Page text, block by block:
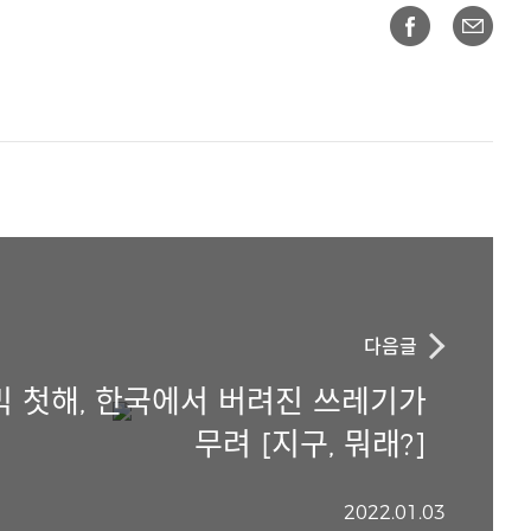
첫해, 한국에서 버려진 쓰레기가
무려 [지구, 뭐래?]
2022.01.03
다음글